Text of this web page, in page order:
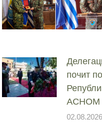
почит
АСНОМ
02.08.2026